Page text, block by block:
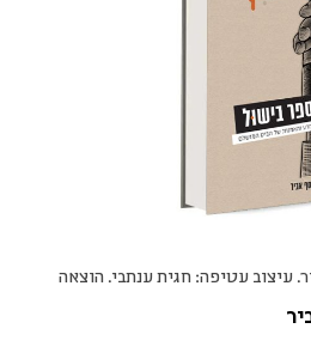
עיצוב עטיפה: חגית ענתבי. הוצאה